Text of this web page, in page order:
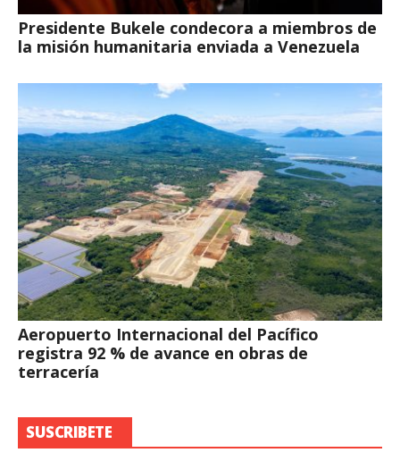
Presidente Bukele condecora a miembros de
la misión humanitaria enviada a Venezuela
Aeropuerto Internacional del Pacífico
registra 92 % de avance en obras de
terracería
SUSCRIBETE